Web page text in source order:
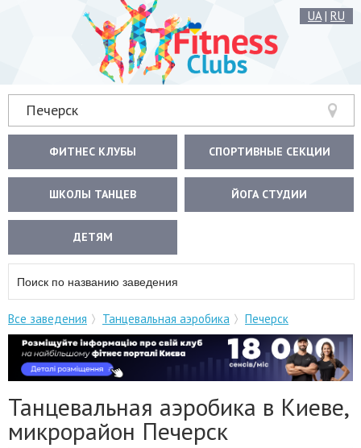
UA| RU
Печерск
ФИТНЕС КЛУБЫ СПОРТИВНЫЕ СЕКЦИИ
ШКОЛЫ ТАНЦЕВ ЙОГА СТУДИИ
ДЕТЯМ
Все заведения Танцевальная аэробика Печерск
Танцевальная аэробика в Киеве,
микрорайон Печерск